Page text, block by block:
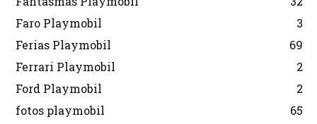
Faro Playmobil
3
Ferias Playmobil
69
Ferrari Playmobil
2
Ford Playmobil
2
fotos playmobil
65